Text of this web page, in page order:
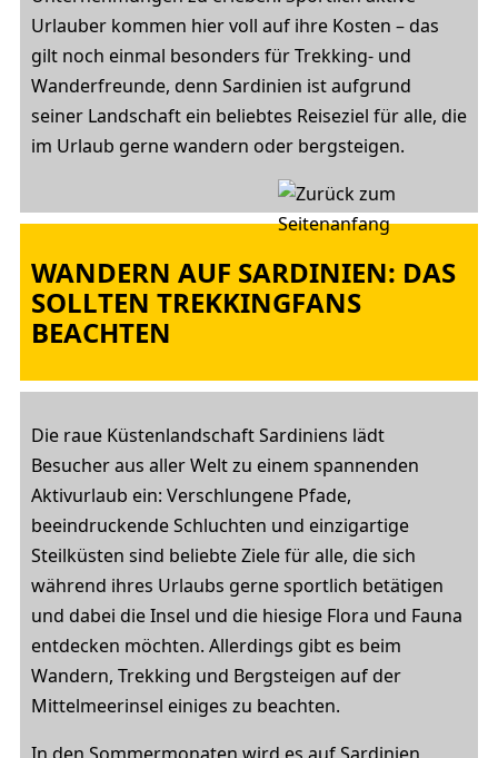
Urlauber kommen hier voll auf ihre Kosten – das
gilt noch einmal besonders für Trekking- und
Wanderfreunde, denn Sardinien ist aufgrund
seiner Landschaft ein beliebtes Reiseziel für alle, die
im Urlaub gerne wandern oder bergsteigen.
WANDERN AUF SARDINIEN: DAS
SOLLTEN TREKKINGFANS
BEACHTEN
Die raue Küstenlandschaft Sardiniens lädt
Besucher aus aller Welt zu einem spannenden
Aktivurlaub ein: Verschlungene Pfade,
beeindruckende Schluchten und einzigartige
Steilküsten sind beliebte Ziele für alle, die sich
während ihres Urlaubs gerne sportlich betätigen
und dabei die Insel und die hiesige Flora und Fauna
entdecken möchten. Allerdings gibt es beim
Wandern, Trekking und Bergsteigen auf der
Mittelmeerinsel einiges zu beachten.